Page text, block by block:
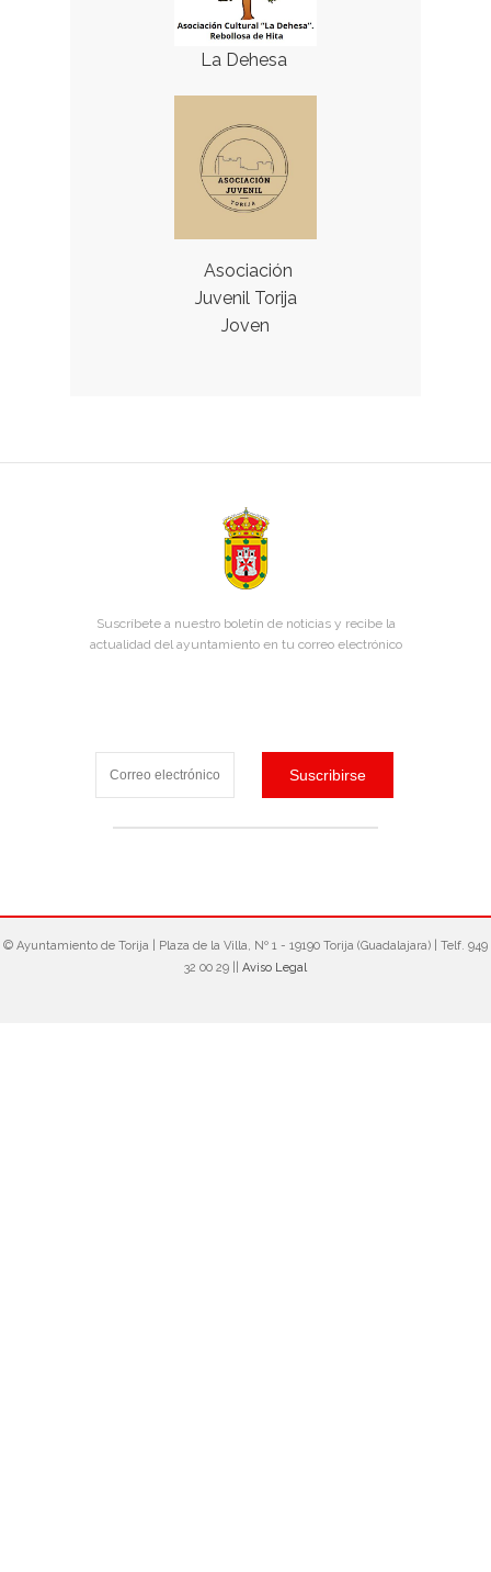
La Dehesa
Asociación
Juvenil Torija
Joven
Suscríbete a nuestro boletín de noticias y recibe la
actualidad del ayuntamiento en tu correo electrónico
© Ayuntamiento de Torija‎ | Plaza de la Villa, Nº 1 - 19190 Torija (Guadalajara) | Telf. 949
32 00 29 || Aviso Legal